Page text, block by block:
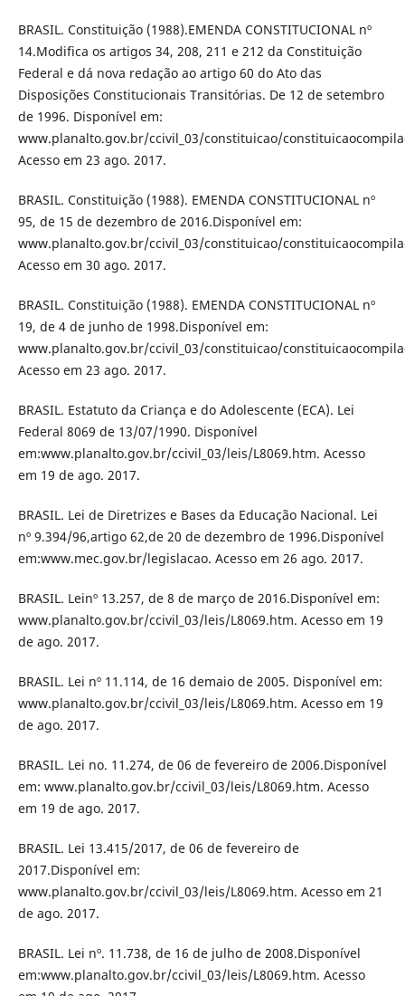
BRASIL. Constituição (1988).EMENDA CONSTITUCIONAL nº
14.Modifica os artigos 34, 208, 211 e 212 da Constituição
Federal e dá nova redação ao artigo 60 do Ato das
Disposições Constitucionais Transitórias. De 12 de setembro
de 1996. Disponível em:
www.planalto.gov.br/ccivil_03/constituicao/
Acesso em 23 ago. 2017.
BRASIL. Constituição (1988). EMENDA CONSTITUCIONAL nº
95, de 15 de dezembro de 2016.Disponível em:
www.planalto.gov.br/ccivil_03/constituicao/
Acesso em 30 ago. 2017.
BRASIL. Constituição (1988). EMENDA CONSTITUCIONAL nº
19, de 4 de junho de 1998.Disponível em:
www.planalto.gov.br/ccivil_03/constituicao/
Acesso em 23 ago. 2017.
BRASIL. Estatuto da Criança e do Adolescente (ECA). Lei
Federal 8069 de 13/07/1990. Disponível
em:www.planalto.gov.br/ccivil_03/leis/L8069.htm. Acesso
em 19 de ago. 2017.
BRASIL. Lei de Diretrizes e Bases da Educação Nacional. Lei
nº 9.394/96,artigo 62,de 20 de dezembro de 1996.Disponível
em:www.mec.gov.br/legislacao. Acesso em 26 ago. 2017.
BRASIL. Leinº 13.257, de 8 de março de 2016.Disponível em:
www.planalto.gov.br/ccivil_03/leis/L8069.htm. Acesso em 19
de ago. 2017.
BRASIL. Lei nº 11.114, de 16 demaio de 2005. Disponível em:
www.planalto.gov.br/ccivil_03/leis/L8069.htm. Acesso em 19
de ago. 2017.
BRASIL. Lei no. 11.274, de 06 de fevereiro de 2006.Disponível
em: www.planalto.gov.br/ccivil_03/leis/L8069.htm. Acesso
em 19 de ago. 2017.
BRASIL. Lei 13.415/2017, de 06 de fevereiro de
2017.Disponível em:
www.planalto.gov.br/ccivil_03/leis/L8069.htm. Acesso em 21
de ago. 2017.
BRASIL. Lei nº. 11.738, de 16 de julho de 2008.Disponível
em:www.planalto.gov.br/ccivil_03/leis/L8069.htm. Acesso